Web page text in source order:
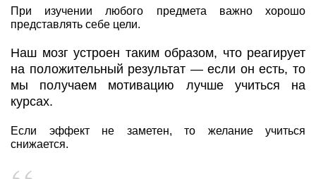
При изучении любого предмета важно хорошо
представлять себе цели.
Наш мозг устроен таким образом, что реагирует
на положительный результат — если он есть, то
мы получаем мотивацию лучше учиться на
курсах.
Если эффект не заметен, то желание учиться
снижается.